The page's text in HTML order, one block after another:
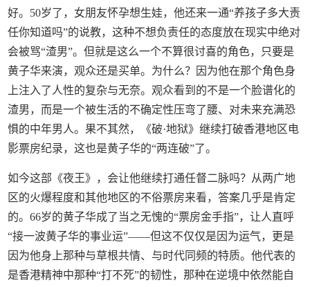
好。50岁了，女朋友怀孕想生娃，他还来一通“养孩子多大责
任你知道吗”的说教，这种不想负责任的态度放在现实中绝对
会被骂“渣男”。但就是这么一个不算很讨喜的角色，只要是
黄子华来演，观众还是买单。为什么？因为他在那个角色身
上注入了人性的复杂与无奈。观众看到的不是一个脸谱化的
渣男，而是一个被生活的不确定性压弯了腰、对未来充满恐
惧的中年男人。果不其然，《破·地狱》继续打破香港地区电
影票房纪录，这也是黄子华的“两连破”了。
如今这部《夜王》，会让他继续打通任督二脉吗？从两广地
区的火爆程度和其他地区的不俗票房来看，答案几乎是肯定
的。66岁的黄子华成了当之无愧的“票房金手指”，让人直呼
“接一波黄子华的事业运”——但这不仅仅是因为运气，更是
因为他身上那种与草根共情、与时代同频的特质。他代表的
是香港精神中那种“打不死”的韧性，那种在逆境中依然能自